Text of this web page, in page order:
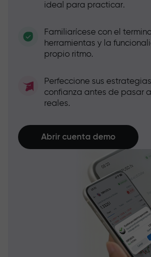
ideal para practicar.
Familiarícese con el
herramientas y la
propio ritmo.
Perfeccione sus
confianza antes de pasar
reales.
Abrir cuenta demo